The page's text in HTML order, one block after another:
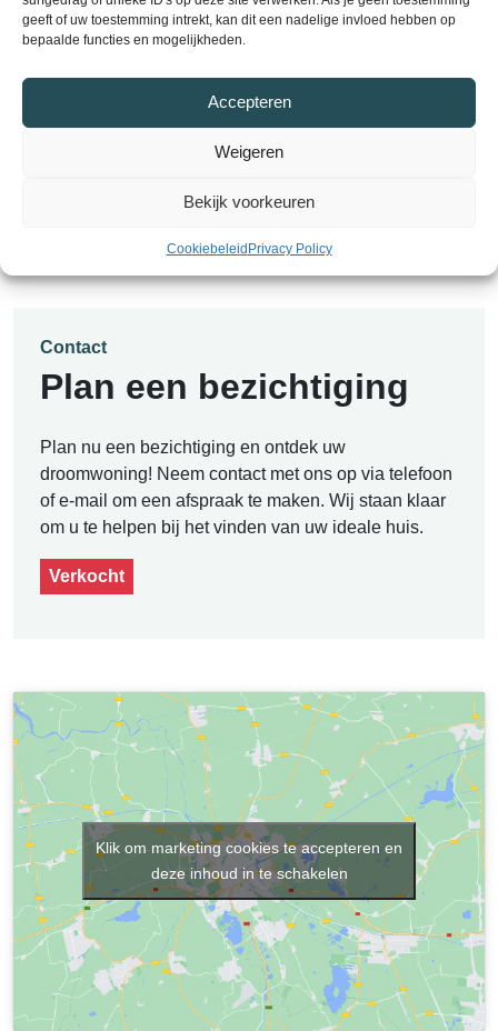
geeft of uw toestemming intrekt, kan dit een nadelige invloed hebben op
bepaalde functies en mogelijkheden.
Accepteren
Weigeren
Bekijk voorkeuren
CookiebeleidPrivacy Policy
In overleg
Contact
Plan een bezichtiging
Plan nu een bezichtiging en ontdek uw
droomwoning! Neem contact met ons op via telefoon
of e-mail om een afspraak te maken. Wij staan klaar
om u te helpen bij het vinden van uw ideale huis.
Verkocht
Klik om marketing cookies te accepteren en
deze inhoud in te schakelen